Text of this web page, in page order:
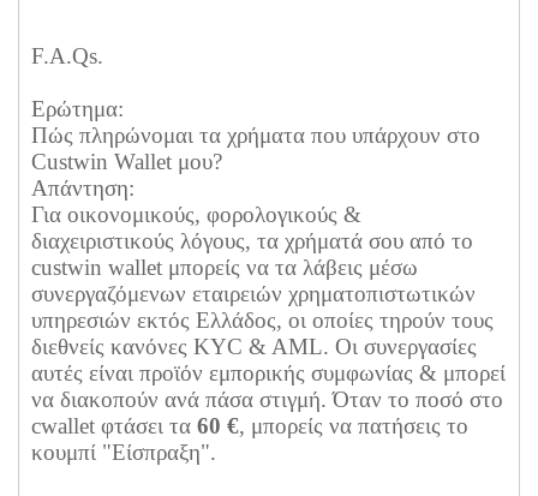
F.A.Qs.
Ερώτημα:
Πώς πληρώνομαι τα χρήματα που υπάρχουν στο
Custwin Wallet μου?
Απάντηση:
Για οικονομικούς, φορολογικούς &
διαχειριστικούς λόγους, τα χρήματά σου από το
custwin wallet μπορείς να τα λάβεις μέσω
συνεργαζόμενων εταιρειών χρηματοπιστωτικών
υπηρεσιών εκτός Ελλάδος, οι οποίες τηρούν τους
διεθνείς κανόνες KYC & AML. Οι συνεργασίες
αυτές είναι προϊόν εμπορικής συμφωνίας & μπορεί
να διακοπούν ανά πάσα στιγμή. Όταν το ποσό στο
cwallet φτάσει τα 60 €, μπορείς να πατήσεις το
κουμπί "Είσπραξη".